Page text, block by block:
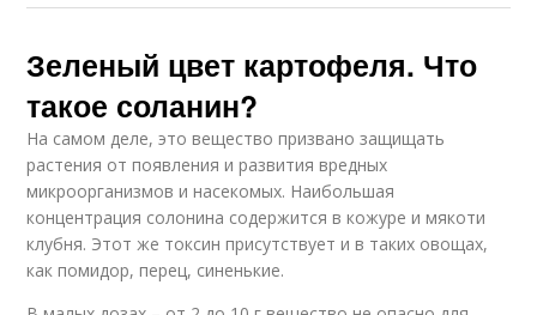
Зеленый цвет картофеля. Что
такое соланин?
На самом деле, это вещество призвано защищать
растения от появления и развития вредных
микроорганизмов и насекомых. Наибольшая
концентрация солонина содержится в кожуре и мякоти
клубня. Этот же токсин присутствует и в таких овощах,
как помидор, перец, синенькие.